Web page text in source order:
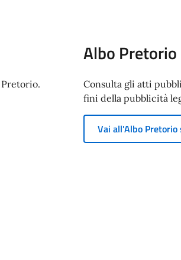
Albo
Consulta gli atti
fini della pubblicità
Vai all'Albo Pretorio